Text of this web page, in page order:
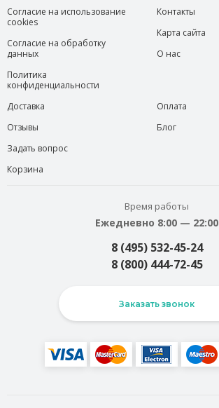
Согласие на использование
cookies
Согласие на обработку
данных
Политика
конфиденциальности
Контакты
Карта сайта
О нас
Доставка
Отзывы
Задать вопрос
Корзина
Оплата
Блог
Время работы
Ежедневно 8:00 — 22:00
8 (495) 532-45-24
8 (800) 444-72-45
Заказать звонок